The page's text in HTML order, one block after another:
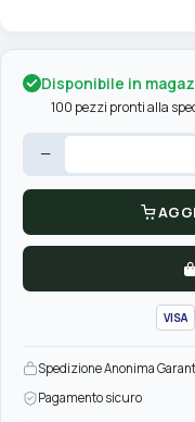
Disponibile in
100 pezzi pronti alla
−
VISA
Spedizione Anonima
Pagamento sicuro